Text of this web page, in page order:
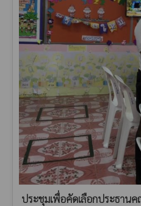
ประชุมเพื่อคัดเลือกประธาน